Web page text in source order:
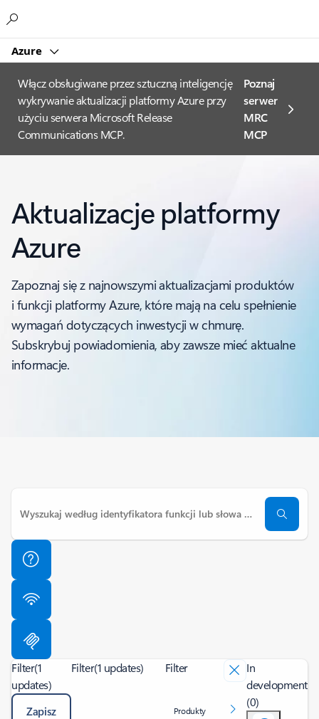
Azure
Włącz obsługiwane przez sztuczną inteligencję
wykrywanie aktualizacji platformy Azure przy
użyciu serwera Microsoft Release
Communications MCP.
Poznaj
serwer
MRC
MCP
Aktualizacje platformy
Azure
Zapoznaj się z najnowszymi aktualizacjami produktów
i funkcji platformy Azure, które mają na celu spełnienie
wymagań dotyczących inwestycji w chmurę.
Subskrybuj powiadomienia, aby zawsze mieć aktualne
informacje.
Filter(1
updates)
Zapisz
Filter(1 updates) Filter
Produkty
In
development
(0)